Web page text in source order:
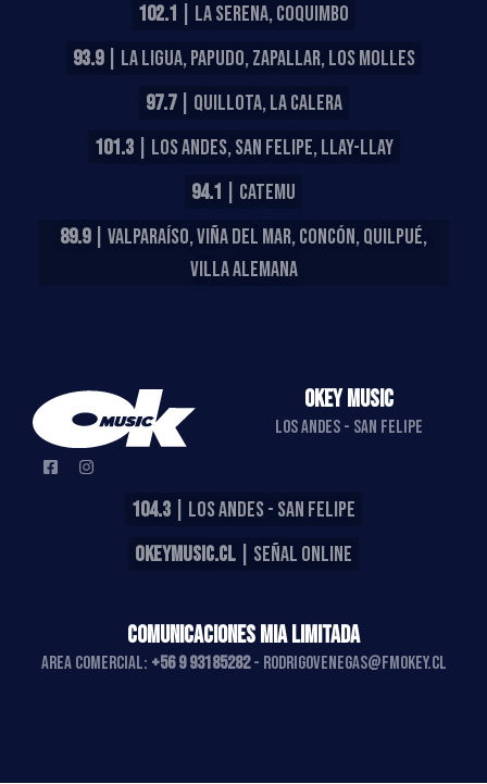
102.1 | LA SERENA, COQUIMBO
93.9| LA LIGUA, PAPUDO, ZAPALLAR, LOS MOLLES
97.7| QUILLOTA, LA CALERA
101.3| LOS ANDES, SAN FELIPE, LLAY-LLAY
94.1 | CATEMU
89.9| VALPARAÍSO, VIÑA DEL MAR, CONCÓN, QUILPUÉ,
VILLA ALEMANA
OKEY MUSIC
LOS ANDES - SAN FELIPE
104.3 | LOS ANDES - SAN FELIPE
OKEYMUSIC.CL | SEÑAL ONLINE
COMUNICACIONES MIA LIMITADA
AREA COMERCIAL: +56 9 93185282- rodrigovenegas@fmokey.cl